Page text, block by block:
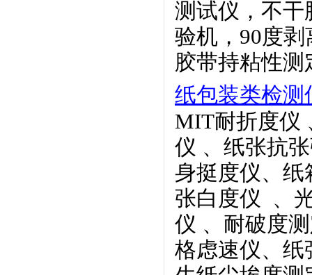
测试仪，不干
验机，90度
胶带持粘性
纸包装类检测
MIT耐折度仪
仪 、 纸张抗
身挺度仪、纸
张白度仪
、
仪 、耐破度
格虑速仪、纸